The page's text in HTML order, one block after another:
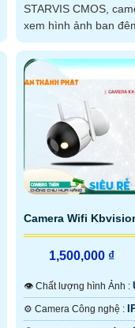
STARVIS CMOS,
xem hình ảnh ban
trung thực trong
Camera Wifi
1,500,000 ₫
👁 Chất lượng hình Ảnh :
⚙ Camera Công nghệ :